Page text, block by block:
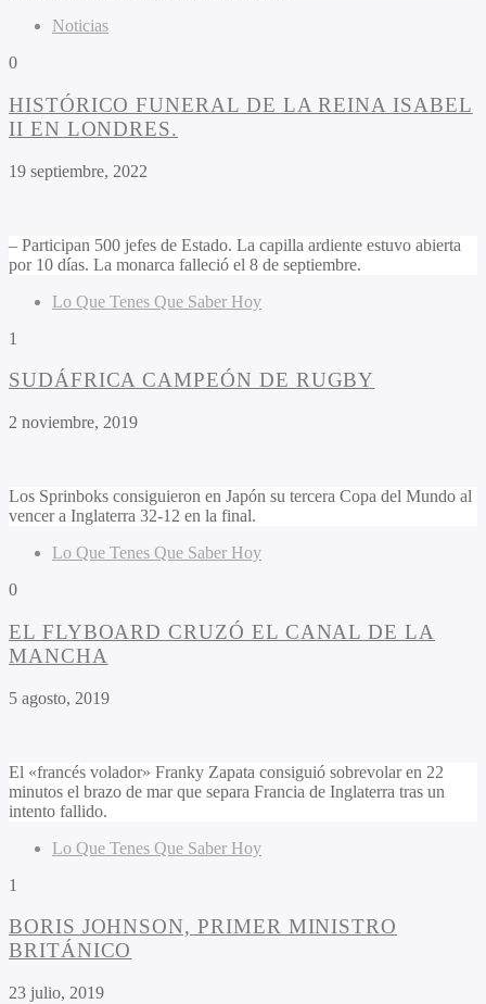
Noticias
0
HISTÓRICO FUNERAL DE LA REINA ISABEL
II EN LONDRES.
19 septiembre, 2022
– Participan 500 jefes de Estado. La capilla ardiente estuvo abierta
por 10 días. La monarca falleció el 8 de septiembre.
Lo Que Tenes Que Saber Hoy
1
SUDÁFRICA CAMPEÓN DE RUGBY
2 noviembre, 2019
Los Sprinboks consiguieron en Japón su tercera Copa del Mundo al
vencer a Inglaterra 32-12 en la final.
Lo Que Tenes Que Saber Hoy
0
EL FLYBOARD CRUZÓ EL CANAL DE LA
MANCHA
5 agosto, 2019
El «francés volador» Franky Zapata consiguió sobrevolar en 22
minutos el brazo de mar que separa Francia de Inglaterra tras un
intento fallido.
Lo Que Tenes Que Saber Hoy
1
BORIS JOHNSON, PRIMER MINISTRO
BRITÁNICO
23 julio, 2019